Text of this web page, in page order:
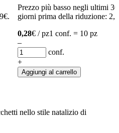
€.
Prezzo più basso negli ultimi 30
giorni prima della riduzione:
0,28€ / pz1 conf. = 10 pz
–
conf.
+
Aggiungi al carrello
nello stile natalizio di